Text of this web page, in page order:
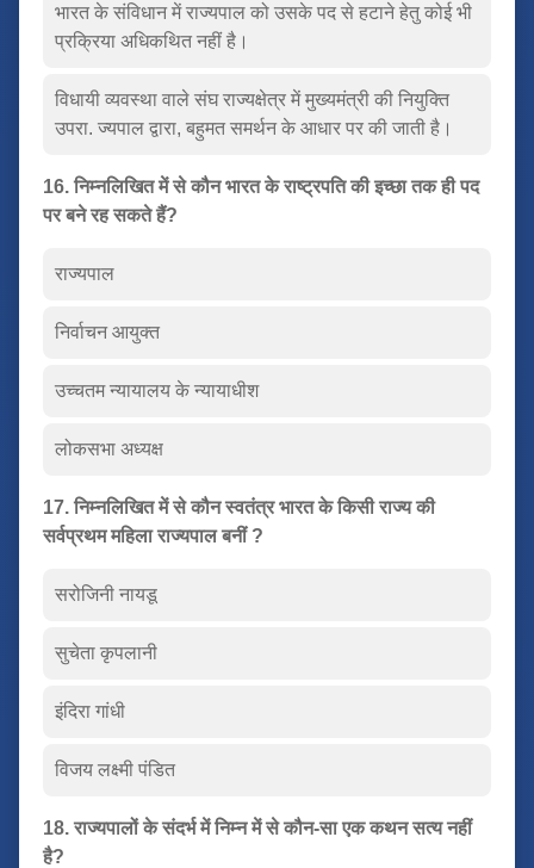
भारत के संविधान में राज्यपाल को उसके पद से हटाने हेतु कोई भी
प्रक्रिया अधिकथित नहीं है।
विधायी व्यवस्था वाले संघ राज्यक्षेत्र में मुख्यमंत्री की नियुक्ति
उपरा. ज्यपाल द्वारा, बहुमत समर्थन के आधार पर की जाती है।
16. निम्नलिखित में से कौन भारत के राष्ट्रपति की इच्छा तक ही पद
पर बने रह सकते हैं?
राज्यपाल
निर्वाचन आयुक्त
उच्चतम न्यायालय के न्यायाधीश
लोकसभा अध्यक्ष
17. निम्नलिखित में से कौन स्वतंत्र भारत के किसी राज्य की
सर्वप्रथम महिला राज्यपाल बनीं ?
सरोजिनी नायडू
सुचेता कृपलानी
इंदिरा गांधी
विजय लक्ष्मी पंडित
18. राज्यपालों के संदर्भ में निम्न में से कौन-सा एक कथन सत्य नहीं
है?